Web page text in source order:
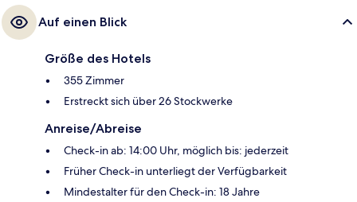
Auf einen Blick
Größe des Hotels
355 Zimmer
Erstreckt sich über 26 Stockwerke
Anreise/Abreise
Check-in ab: 14:00 Uhr, möglich bis: jederzeit
Früher Check-in unterliegt der Verfügbarkeit
Mindestalter für den Check-in: 18 Jahre